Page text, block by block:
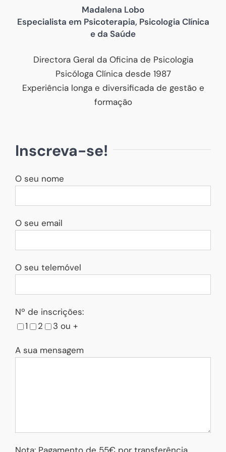
Madalena Lobo
Especialista em Psicoterapia, Psicologia Clínica
e da Saúde
Directora Geral da Oficina de Psicologia
Psicóloga Clínica desde 1987
Experiência longa e diversificada de gestão e
formação
Inscreva-se!
O seu nome
O seu email
O seu telemóvel
Nº de inscrições:
1
2 3 ou +
A sua mensagem